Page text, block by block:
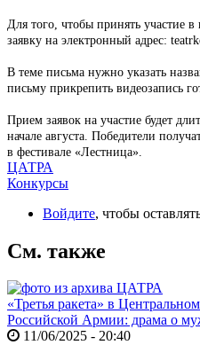
Для того, чтобы принять участие
заявку на электронный адрес:
В теме письма нужно указать
письму прикрепить видеозапись
Прием заявок на участие будет
начале августа. Победители
в фестивале «Лестница».
ЦАТРА
Конкурсы
Войдите, чтобы
См. также
«Третья ракета» в
Российской Армии: драма о
11/06/2025 - 20:40